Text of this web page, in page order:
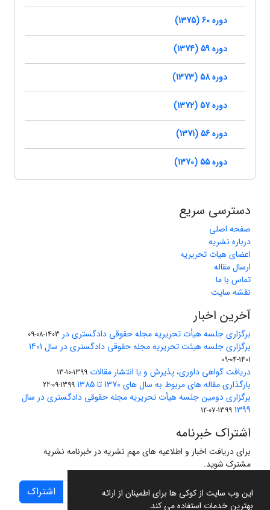
این وب سایت از کوکی ها برای اطمینان از ارائه
بهترین خدمات استفاده می کند.
دوره 60 (1375)
دوره 59 (1374)
دوره 58 (1373)
دوره 57 (1372)
دوره 56 (1371)
دوره 55 (1370)
دسترسی سریع
صفحه اصلی
درباره نشریه
اعضای هیات تحریریه
ارسال مقاله
تماس با ما
نقشه سایت
آخرین اخبار
برگزاری جلسه هیأت تحریریه مجله حقوقی دادگستری در 1403-08-09
برگزاری جلسه هیئت تحریریه مجله حقوقی دادگستری در سال 1401
1401-04-09
دریافت گواهی داوری، پذیرش و یا انتشار مقالات 1399-10-13
بارگذاری مقاله های مربوط به سال های 1370 تا 1385 1399-09-22
برگزاری دومین جلسه هیأت تحریریه مجله حقوقی دادگستری در سال
1399
1399-07-12
اشتراک خبرنامه
برای دریافت اخبار و اطلاعیه های مهم نشریه در خبرنامه نشریه
مشترک شوید.
اشتراک